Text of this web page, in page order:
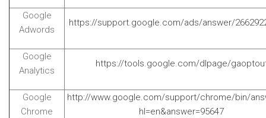
Google
Adwords
https://support.google.com/ads/answer/
Google
Analytics
https://tools.google.com/dlpage/
Google
Chrome
http://www.google.com/support/chrome/bin/
hl=en&answer=95647